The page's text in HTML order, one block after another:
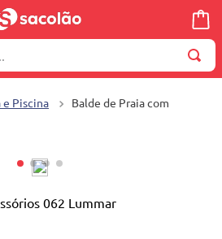
e Piscina
Balde de Praia com
062 Lummar
º
4º
toalha